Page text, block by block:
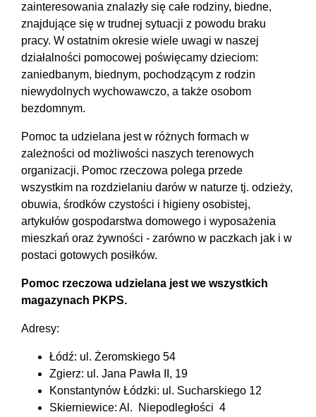
zainteresowania znalazły się całe rodziny, biedne,
znajdujące się w trudnej sytuacji z powodu braku
pracy. W ostatnim okresie wiele uwagi w naszej
działalności pomocowej poświęcamy dzieciom:
zaniedbanym, biednym, pochodzącym z rodzin
niewydolnych wychowawczo, a także osobom
bezdomnym.
Pomoc ta udzielana jest w różnych formach w
zależności od możliwości naszych terenowych
organizacji. Pomoc rzeczowa polega przede
wszystkim na rozdzielaniu darów w naturze tj. odzieży,
obuwia, środków czystości i higieny osobistej,
artykułów gospodarstwa domowego i wyposażenia
mieszkań oraz żywności - zarówno w paczkach jak i w
postaci gotowych posiłków.
Pomoc rzeczowa udzielana jest we wszystkich
magazynach PKPS.
Adresy:
Łódź: ul. Żeromskiego 54
Zgierz: ul. Jana Pawła II, 19
Konstantynów Łódzki: ul. Sucharskiego 12
Skierniewice: Al. Niepodległości 4